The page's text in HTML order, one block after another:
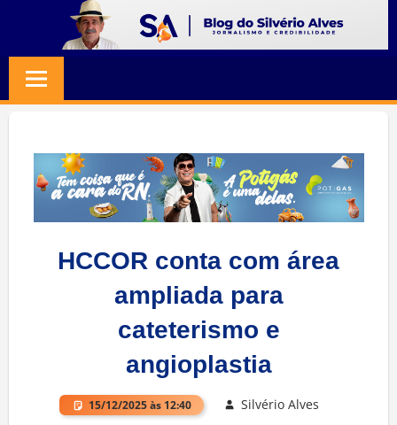
content
SILVERIO
ALVES
Jornalismo
Credibilidade
HCCOR conta com área
ampliada para
cateterismo e
angioplastia
15/12/2025 às 12:40 Silvério Alves